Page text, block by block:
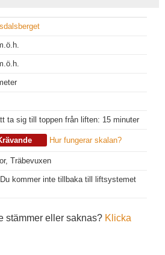
ta sig till toppen från liften: 15 minuter
Hur fungerar skalan?
Träbevuxen
Du kommer inte tillbaka till liftsystemet
stämmer eller saknas? Klicka